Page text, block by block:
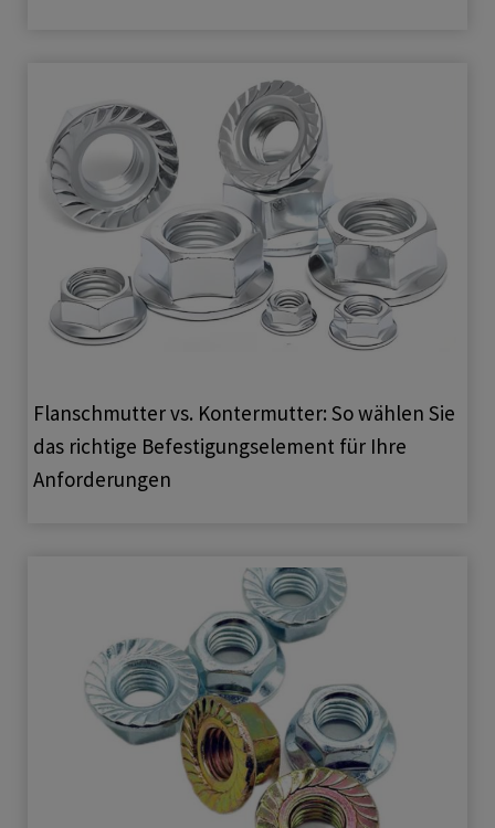
Flanschmutter vs. Kontermutter: So wählen Sie
das richtige Befestigungselement für Ihre
Anforderungen